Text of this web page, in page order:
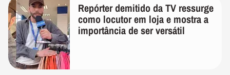
Repórter demitido da TV ressurge
como locutor em loja e mostra a
importância de ser versátil